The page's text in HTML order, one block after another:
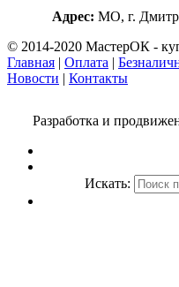
Адрес: МО, г.
© 2014-2020 МастерОК -
Главная | Оплата |
Новости | Контакты
Разработка и
Искать: